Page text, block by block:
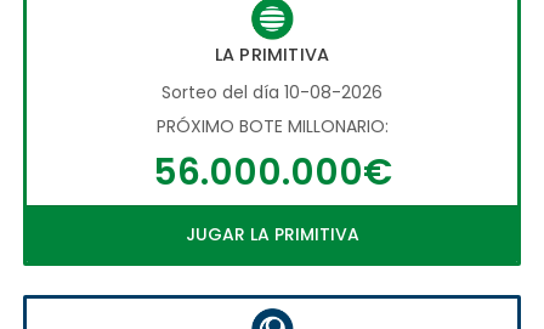
LA PRIMITIVA
Sorteo del día 10-08-2026
PRÓXIMO BOTE MILLONARIO:
56.000.000€
JUGAR LA PRIMITIVA